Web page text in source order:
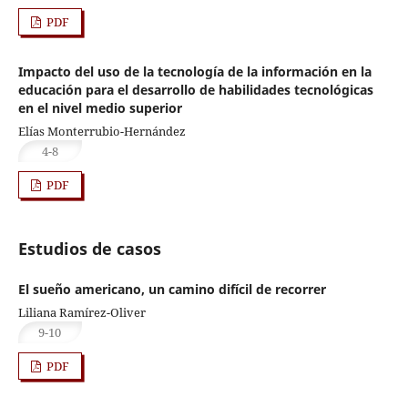
PDF
Impacto del uso de la tecnología de la información en la
educación para el desarrollo de habilidades tecnológicas
en el nivel medio superior
Elías Monterrubio-Hernández
4-8
PDF
Estudios de casos
El sueño americano, un camino difícil de recorrer
Liliana Ramírez-Oliver
9-10
PDF